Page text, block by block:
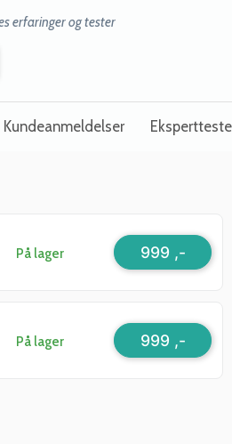
erfaringer og tester
Kundeanmeldelser
På lager 999 ,-
På lager 999 ,-